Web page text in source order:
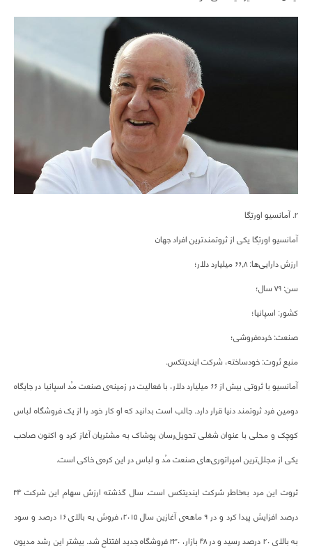
۲. آمانسیو اورتِگا
آمانسیو اورتِگا یکی از ثروتمندترین افراد جهان
ارزش دارایی‌ها: ۶۶,۸ میلیارد دلار؛
سن: ۷۹ سال؛
کشور: اسپانیا؛
صنعت: خرده‌فروشی؛
منبع ثروت: خودساخته، شرکت ایندیتکس.
آمانسیو با ثروتی بیش از ۶۶ میلیارد دلار، با فعالیت در زمینه‌ی صنعت مُد اسپانیا در جایگاه
دومین فرد ثروتمند دنیا قرار دارد. جالب است بدانید که او کار خود را از یک فروشگاه لباس
کوچک و محلی با عنوان شغلی تحویل‌رسان پوشاک به مشتریان آغاز کرد و اکنون صاحب
یکی از مجلل‌ترین امپراتوری‌های صنعت مُد و لباس در این کره‌ی خاکی است.
ثروت این مرد به‌خاطر شرکت ایندیتکس است. سال گذشته ارزش سهام این شرکت ۳۴
درصد افزایش پیدا کرد و در ۹ ماهه‌ی آغازین سال ۲۰۱۵، فروش به بالای ۱۶ درصد و سود
به بالای ۲۰ درصد رسید و در ۴۸ بازار، ۲۳۰ فروشگاه جدید افتتاح شد. بیشتر این رشد مدیون